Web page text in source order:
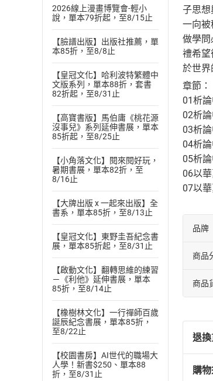
2026線上漫畫博覽會-輕小
說，單本79折起，至8/15止
【臉譜出版】出版社推薦，單
本85折，至8/8止
【皇冠文化】哈利波特繁體中
文版系列，單本88折，套書
82折起，至8/31止
【高寶書版】馬伯庸《桃花源
沒事兒》系列延伸書展，單本
85折起，至8/25止
【小角落文化】閱來閱好玩，
暑期書展，單本82折，至
8/16止
【大牌出版 x 一起來出版】全
書系，單本85折，至8/13止
【皇冠文化】東野圭吾紀念書
展，單本85折起，至8/31止
【啟動文化】翻轉思維的練習
－《利他》延伸書展，單本
85折，至8/14止
【橡樹林文化】一行禪師百歲
誕辰紀念書展，單本85折，
至8/22止
【校園書房】AI世代的職場大
人學！新書$250、單本88
折，至8/31止
子思想
一向被
做學問
禮希
於世界
章節：
01析
02析
03析
04析
05析
06以
07以
品牌
商品
商品
退
購